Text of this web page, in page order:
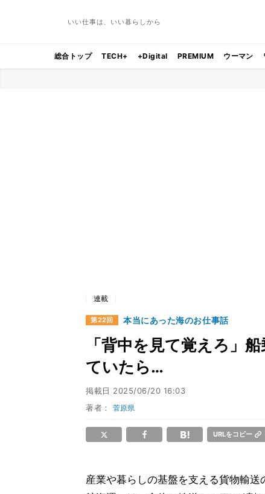
いい仕事は、いい暮らしから
総合トップ TECH+ +Digital PREMIUM ウーマン
連載
第22回 本当にあった海のお仕事話
「背中を見て覚えろ」
ていたら…
掲載日 2025/06/20 16:03
著者：菅原県
URLをコピー
産業や暮らしの基盤を支える貨物輸